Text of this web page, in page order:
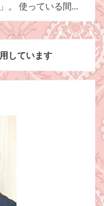
。 使っている間…
しています